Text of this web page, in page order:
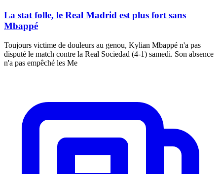
La stat folle, le Real Madrid est plus fort sans
Mbappé
Toujours victime de douleurs au genou, Kylian Mbappé n'a pas
disputé le match contre la Real Sociedad (4-1) samedi. Son absence
n'a pas empêché les Me